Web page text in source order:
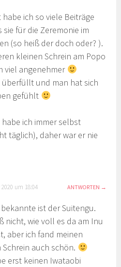
ich so viele Beiträge
sie für die Zeremonie im
(so heiß der doch oder? ).
kleinen Schrein am Popo
viel angenehmer
überfüllt und man hat sich
gefühlt
ich immer selbst
täglich), daher war er nie
um 18:04 ANTWORTEN
ist der Suitengu.
nicht, wie voll es da am Inu
aber ich fand meinen
Schrein auch schön.
erst keinen Iwataobi